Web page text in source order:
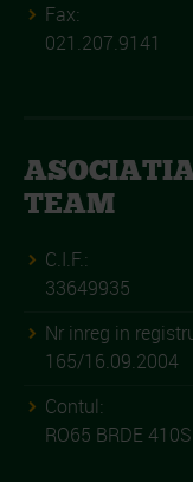
Fax:
021.207.9141
TEAM
C.I.F.:
33649935
Nr inreg in
165/16.09.2004
Contul:
RO65 BRDE